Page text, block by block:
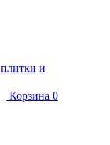
Корзина 0